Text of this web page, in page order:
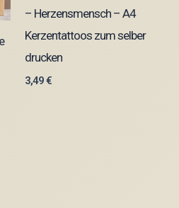
– Herzensmensch – A4
Kerzentattoos zum selber
drucken
3,49€